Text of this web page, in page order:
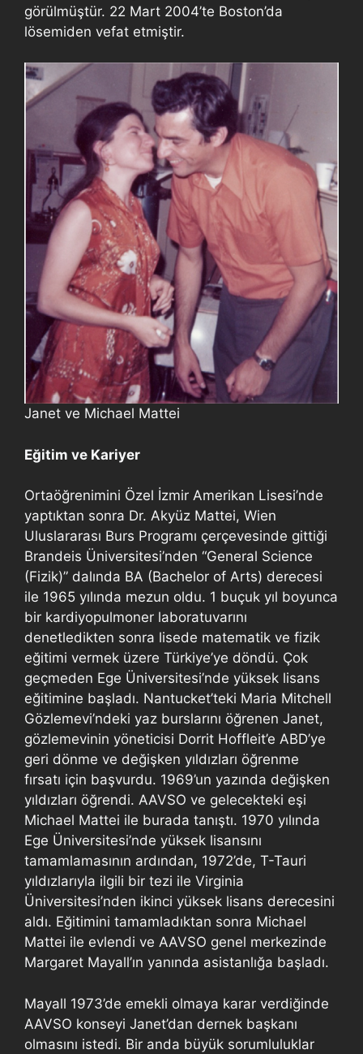
görülmüştür. 22 Mart 2004’te Boston’da
lösemiden vefat etmiştir.
Janet ve Michael Mattei
Eğitim ve Kariyer
Ortaöğrenimini Özel İzmir Amerikan Lisesi’nde
yaptıktan sonra Dr. Akyüz Mattei, Wien
Uluslararası Burs Programı çerçevesinde gittiği
Brandeis Üniversitesi’nden “General Science
(Fizik)” dalında BA (Bachelor of Arts) derecesi
ile 1965 yılında mezun oldu. 1 buçuk yıl boyunca
bir kardiyopulmoner laboratuvarını
denetledikten sonra lisede matematik ve fizik
eğitimi vermek üzere Türkiye’ye döndü. Çok
geçmeden Ege Üniversitesi’nde yüksek lisans
eğitimine başladı. Nantucket’teki Maria Mitchell
Gözlemevi’ndeki yaz burslarını öğrenen Janet,
gözlemevinin yöneticisi Dorrit Hoffleit’e ABD’ye
geri dönme ve değişken yıldızları öğrenme
fırsatı için başvurdu. 1969’un yazında değişken
yıldızları öğrendi. AAVSO ve gelecekteki eşi
Michael Mattei ile burada tanıştı. 1970 yılında
Ege Üniversitesi’nde yüksek lisansını
tamamlamasının ardından, 1972’de, T-Tauri
yıldızlarıyla ilgili bir tezi ile Virginia
Üniversitesi’nden ikinci yüksek lisans derecesini
aldı. Eğitimini tamamladıktan sonra Michael
Mattei ile evlendi ve AAVSO genel merkezinde
Margaret Mayall’ın yanında asistanlığa başladı.
Mayall 1973’de emekli olmaya karar verdiğinde
AAVSO konseyi Janet’dan dernek başkanı
olmasını istedi. Bir anda büyük sorumluluklar